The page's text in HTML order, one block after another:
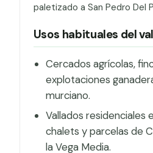
paletizado a San Pedro Del
Usos habituales del
Cercados agrícolas,
explotaciones
murciano.
Vallados residenciales
chalets y parcelas de
la Vega Media.